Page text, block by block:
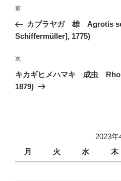
投
ナ
ゲ
ー
シ
前
の
投
前
カブラヤガ 雄 Agrotis
Schiffermüller], 1775)
次
の
投
次
キカギヒメハマキ 成虫
1879)
2023年
月
火 水 木